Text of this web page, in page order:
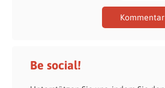
Be social!